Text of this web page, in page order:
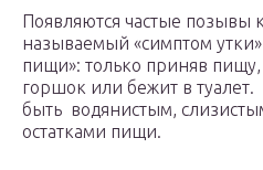
Появляются частые позывы
называемый «симптом
пищи»: только приняв пищу,
горшок или бежит в
быть водянистым,
остатками пищи.